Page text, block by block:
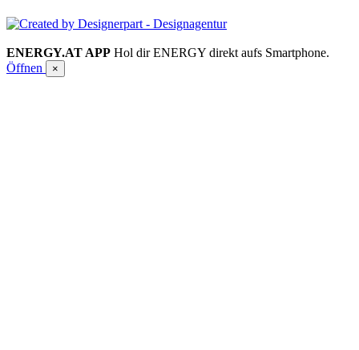
ENERGY.AT APP Hol dir ENERGY direkt aufs Smartphone.
Öffnen
×